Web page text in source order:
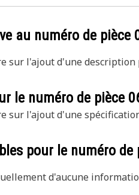
au numéro de pièce
sur l'ajout d'une description
le numéro de pièce
sur l'ajout d'une
pour le numéro de
d'aucune